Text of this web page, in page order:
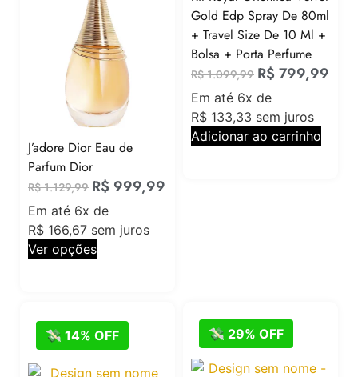
J’adore Dior Eau de
Parfum Dior
R$1.129,99 R$ 999,99
Em até 6x de
R$ 166,67 sem juros
Ver opções
Gold Edp Spray De 80ml
+ Travel Size De 10 Ml +
Bolsa + Porta Perfume
R$1.099,99 R$799,99
Em até 6x de
R$ 133,33 sem juros
Adicionar ao carrinho
💸 14% OFF 💸 29% OFF